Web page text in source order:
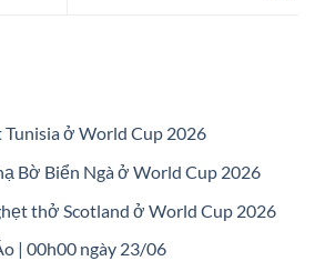
ở World Cup 2026
Bờ Biển Ngà ở World Cup 2026
thở Scotland ở World Cup 2026
| 00h00 ngày 23/06